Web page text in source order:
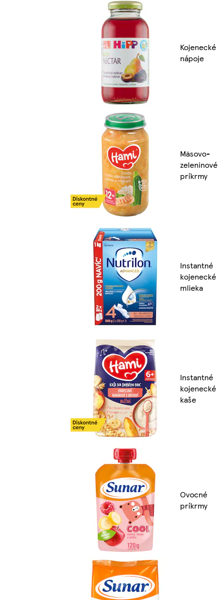
Kojenecké
nápoje
Mäsovo-
zeleninové
príkrmy
Instantné
kojenecké
mlieka
Instantné
kojenecké
kaše
Ovocné
príkrmy